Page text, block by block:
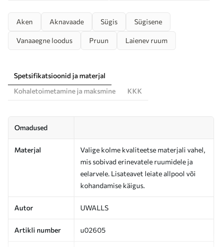
Aken Aknavaade Sügis Sügisene
Vanaaegne loodus Pruun Laienev ruum
Spetsifikatsioonid ja materjal
Kohaletoimetamine ja maksmine
KKK
Omadused
Materjal
Valige kolme kvaliteetse materjali vahel,
mis sobivad erinevatele ruumidele ja
eelarvele. Lisateavet leiate allpool või
kohandamise käigus.
Autor UWALLS
Artikli number u02605